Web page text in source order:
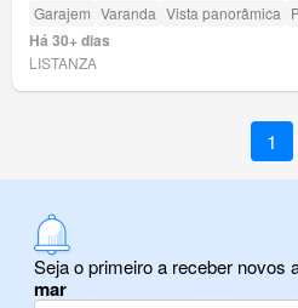
Garajem Varanda Vista panorâmica
Há 30+ dias
LISTANZA
1
Seja o primeiro a receber novos
mar